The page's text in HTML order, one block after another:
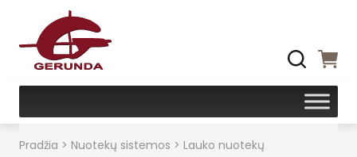
Pradžia > Nuotekų sistemos > Lauko nuotekų